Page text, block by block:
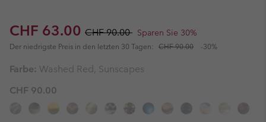
Sale price:
CHF 63.00 Regular price:
CHF 90.00 Sparen Sie 30%
Der niedrigste Preis in den letzten 30 Tagen: CHF 90.00 -30%
Farbe: Washed Red, Sunscapes
CHF 90.00